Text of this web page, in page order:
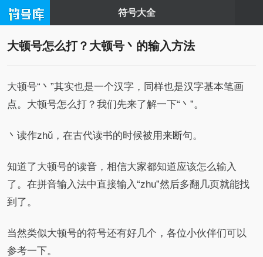
符号大全
大顿号怎么打？大顿号丶的输入方法
大顿号“丶”其实也是一个汉字，同样也是汉字基本笔画
点。大顿号怎么打？我们先来了解一下“丶”。
丶读作zhǔ，在古代读书的时候被用来断句。
知道了大顿号的读音，相信大家都知道应该怎么输入
了。在拼音输入法中直接输入“zhu”然后多翻几页就能找
到了。
当然类似大顿号的符号还有好几个，各位小伙伴们可以
参考一下。